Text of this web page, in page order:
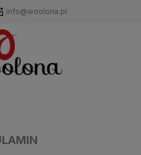
info@woolona.pl